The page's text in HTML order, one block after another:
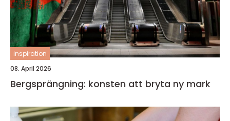
inspiration
08. April 2026
Bergsprängning: konsten att bryta ny mark